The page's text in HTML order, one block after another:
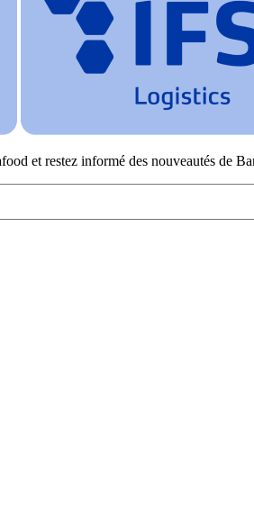
et restez informé des nouveautés de